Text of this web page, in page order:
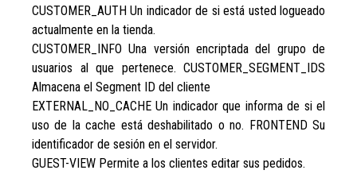
CUSTOMER_AUTH Un indicador de si está usted logueado
actualmente en la tienda.
CUSTOMER_INFO Una versión encriptada del grupo de
usuarios al que pertenece. CUSTOMER_SEGMENT_IDS
Almacena el Segment ID del cliente
EXTERNAL_NO_CACHE Un indicador que informa de si el
uso de la cache está deshabilitado o no. FRONTEND Su
identificador de sesión en el servidor.
GUEST-VIEW Permite a los clientes editar sus pedidos.